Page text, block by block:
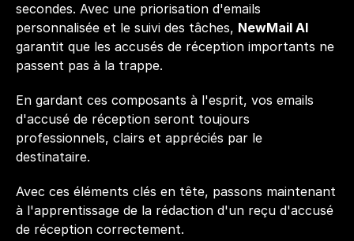
secondes. Avec une priorisation d'emails
personnalisée et le suivi des tâches, NewMail AI
garantit que les accusés de réception importants ne
passent pas à la trappe.
En gardant ces composants à l'esprit, vos emails
d'accusé de réception seront toujours
professionnels, clairs et appréciés par le
destinataire.
Avec ces éléments clés en tête, passons maintenant
à l'apprentissage de la rédaction d'un reçu d'accusé
de réception correctement.